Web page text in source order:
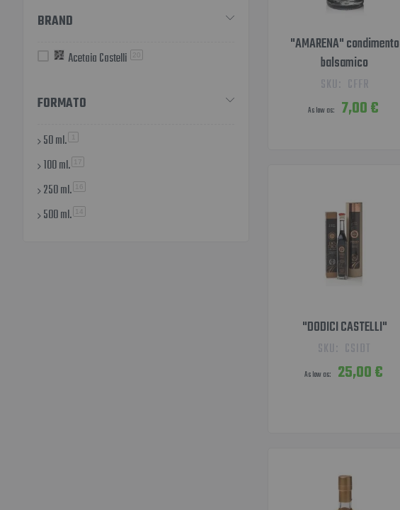
"AMARENA" condimento
balsamico
SKU: CFFR
As low as 7,00 €
"DODICI CASTELLI"
SKU: CSIDT
As low as 25,00 €
BRAND
Acetaia Castelli 20
FORMATO
50 ml. 1
100 ml. 17
250 ml. 16
500 ml. 14